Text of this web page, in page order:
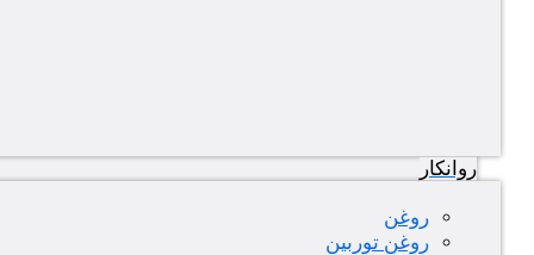
روانکار
روغن
روغن توربین